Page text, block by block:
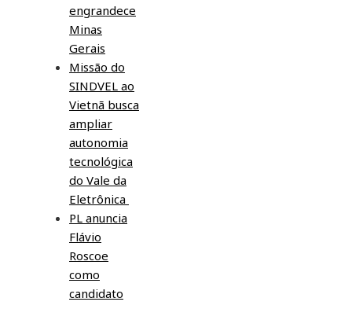
engrandece
Minas
Gerais
Missão do
SINDVEL ao
Vietnã busca
ampliar
autonomia
tecnológica
do Vale da
Eletrônica
PL anuncia
Flávio
Roscoe
como
candidato